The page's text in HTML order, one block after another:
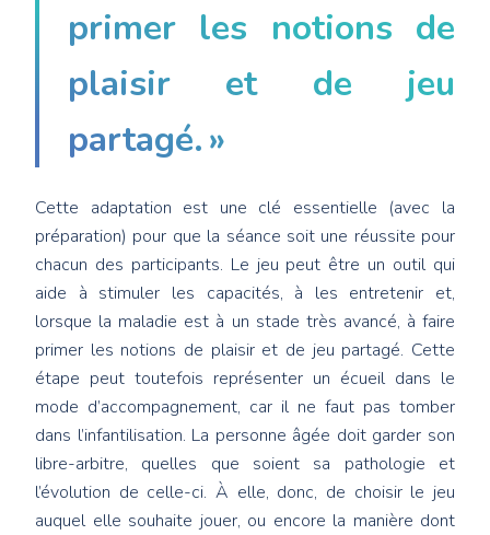
primer les notions de
plaisir et de jeu
partagé. »
Cette adaptation est une clé essentielle (avec la
préparation) pour que la séance soit une réussite pour
chacun des participants. Le jeu peut être un outil qui
aide à stimuler les capacités, à les entretenir et,
lorsque la maladie est à un stade très avancé, à faire
primer les notions de plaisir et de jeu partagé. Cette
étape peut toutefois représenter un écueil dans le
mode d’accompagnement, car il ne faut pas tomber
dans l’infantilisation. La personne âgée doit garder son
libre-arbitre, quelles que soient sa pathologie et
l’évolution de celle-ci. À elle, donc, de choisir le jeu
auquel elle souhaite jouer, ou encore la manière dont